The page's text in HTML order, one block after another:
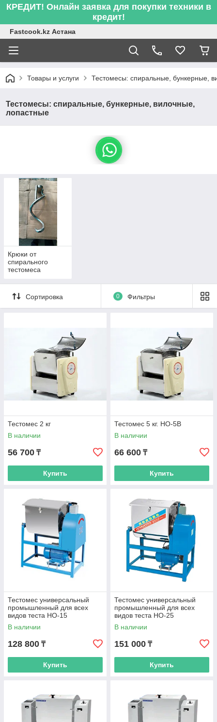
КРЕДИТ! Онлайн заявка для покупки техники в
кредит!
Fastcook.kz Астана
Товары и услуги Тестомесы: спиральные, бункерные,
Тестомесы: спиральные, бункерные, вилочные,
лопастные
Крюки от
спирального
тестомеса
Сортировка 0 Фильтры
Тестомес 2 кг
В наличии
56 700 ₸
Купить
Тестомес 5 кг. НО-5B
В наличии
66 600 ₸
Купить
Тестомес универсальный
промышленный для всех
видов теста НО-15
В наличии
128 800 ₸
Купить
Тестомес универсальный
промышленный для всех
видов теста НО-25
В наличии
151 000 ₸
Купить